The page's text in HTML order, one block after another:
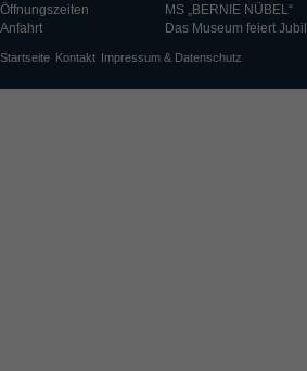
Öffnungszeiten
Anfahrt
MS „BERNIE NÜBEL“
Das Museum feiert
Startseite Kontakt Impressum & Datenschutz